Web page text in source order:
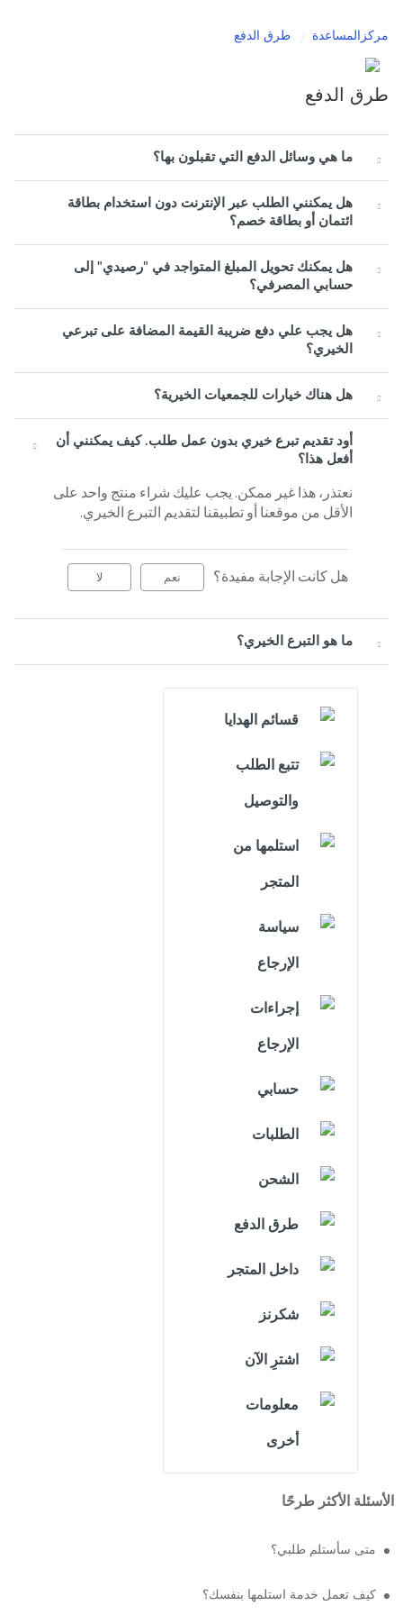
مركزالمساعدة طرق الدفع
طرق الدفع
ما هي وسائل الدفع التي تقبلون بها؟
هل يمكنني الطلب عبر الإنترنت دون استخدام بطاقة
ائتمان أو بطاقة خصم؟
هل يمكنك تحويل المبلغ المتواجد في "رصيدي" إلى
حسابي المصرفي؟
هل يجب علي دفع ضريبة القيمة المضافة على تبرعي
الخيري؟
هل هناك خيارات للجمعيات الخيرية؟
أود تقديم تبرع خيري بدون عمل طلب. كيف يمكنني أن
أفعل هذا؟
نعتذر، هذا غير ممكن. يجب عليك شراء منتج واحد على
الأقل من موقعنا أو تطبيقنا لتقديم التبرع الخيري.
هل كانت الإجابة مفيدة؟ نعم لا
ما هو التبرع الخيري؟
قسائم الهدايا
تتبع الطلب
والتوصيل
استلمها من
المتجر
سياسة
الإرجاع
إجراءات
الإرجاع
حسابي
الطلبات
الشحن
طرق الدفع
داخل المتجر
شكرنز
اشترِ الآن
معلومات
أخرى
الأسئلة الأكثر طرحًا
متى سأستلم طلبي؟
كيف تعمل خدمة استلمها بنفسك؟